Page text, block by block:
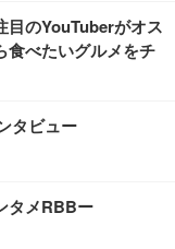
目のYouTuberがオス
食べたいグルメをチ
タビュー
タメRBBー